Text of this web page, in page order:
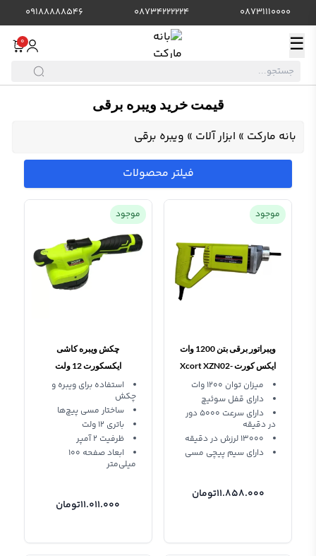
08731110000
08734222224
09188888546
☰
0
قیمت خرید ویبره برقی
بانه مارکت » ابزار آلات » ویبره برقی
فیلتر محصولات
موجود
ویبراتور برقی بتن 1200 وات
ایکس کورت Xcort XZN02-
35
میزان توان 1200 وات
دارای قفل سوئیچ
دارای سرعت 5000 دور
در دقیقه
13000 لرزش در دقیقه
دارای سیم پیچی مسی
11.858.000تومان
موجود
چکش ویبره کاشی
ایکسکورت 12 ولت
XDC09-TV1201
استفاده برای ویبره و
چکش
ساختار مسی پیچ‌ها
باتری 12 ولت
ظرفیت 2 آمپر
ابعاد صفحه 100
میلی‌متر
11.011.000تومان